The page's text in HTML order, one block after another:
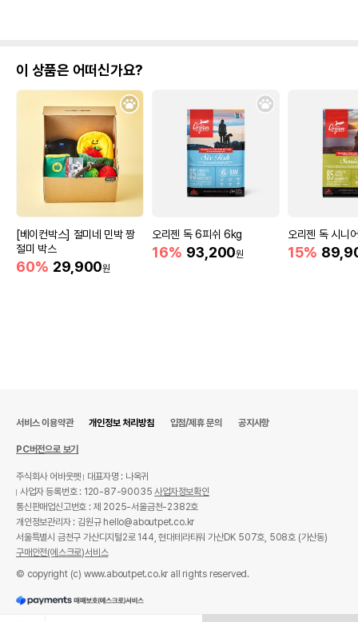
이 상품은 어떠신가요?
[베이컨박스] 절미네 민박 짱
절미 박스
60% 29,900원
오리젠 독 6피쉬 6kg
16% 93,200원
오리젠 독 시니
15%
서비스 이용약관 개인정보 처리방침 입점/제휴 문의 공지사항
PC버전으로 보기
주식회사 어바웃펫
대표자명 : 나옥귀
사업자 등록번호 : 120-87-90035사업자정보확인
통신판매업신고번호 : 제 2025-서울금천-2382호
개인정보관리자 : 김원규 hello@aboutpet.co.kr
서울특별시 금천구 가산디지털2로 144, 현대테라타워 가산DK 507호, 508호 (가산동)
구매안전(에스크로)서비스
© copyright (c) www.aboutpet.co.kr all rights reserved.